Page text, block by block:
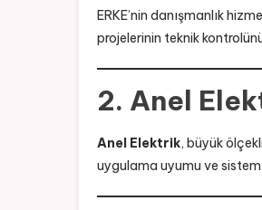
ERKE’nin danışmanlık
projelerinin teknik
2. Anel
Anel Elektrik, büyük
uygulama uyumu ve